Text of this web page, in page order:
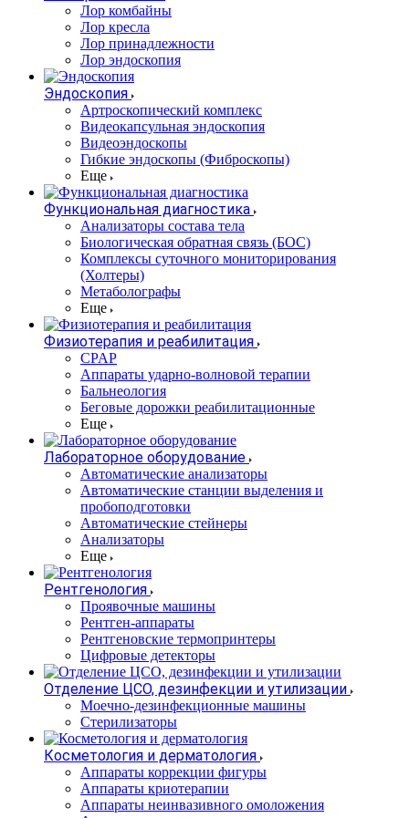
Лор комбайны
Лор кресла
Лор принадлежности
Лор эндоскопия
Эндоскопия
Артроскопический комплекс
Видеокапсульная эндоскопия
Видеоэндоскопы
Гибкие эндоскопы (Фиброcкопы)
Еще
Функциональная диагностика
Анализаторы состава тела
Биологическая обратная связь (БОС)
Комплексы суточного мониторирования
(Холтеры)
Метаболографы
Еще
Физиотерапия и реабилитация
CPAP
Аппараты ударно-волновой терапии
Бальнеология
Беговые дорожки реабилитационные
Еще
Лабораторное оборудование
Автоматические анализаторы
Автоматические станции выделения и
пробоподготовки
Автоматические стейнеры
Анализаторы
Еще
Рентгенология
Проявочные машины
Рентген-аппараты
Рентгеновские термопринтеры
Цифровые детекторы
Отделение ЦСО, дезинфекции и утилизации
Моечно-дезинфекционные машины
Стерилизаторы
Косметология и дерматология
Аппараты коррекции фигуры
Аппараты криотерапии
Аппараты неинвазивного омоложения